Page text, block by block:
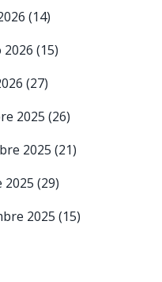
(14)
(15)
(27)
2025 (26)
2025 (21)
2025 (29)
2025 (15)